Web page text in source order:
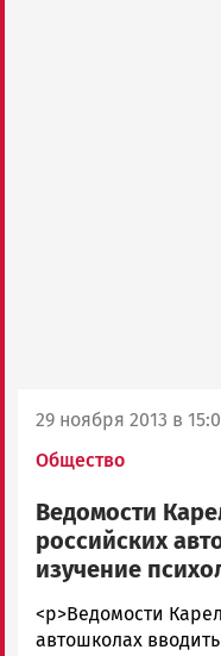
29 ноября 2013 в
Общество
Ведомости
российских
изучение
admintimur
Новости
<p>Ведомости
автошколах